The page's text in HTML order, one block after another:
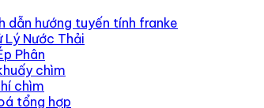
dẫn hướng tuyến tính franke
Lý Nước Thải
Phân
chìm
chìm
tổng hợp